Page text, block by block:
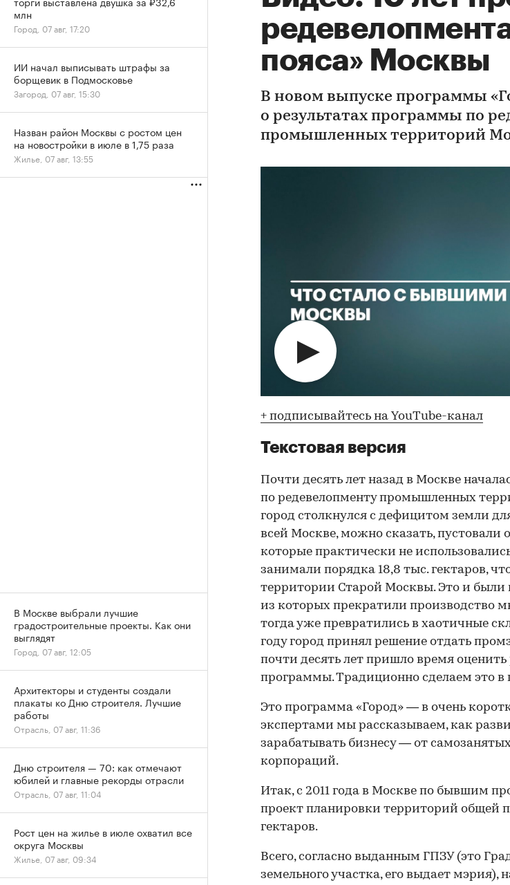
пояса» Москвы
В новом выпуске программы
о результатах программы по
промышленных территорий
+ подписывайтесь на YouTube-канал
Текстовая версия
00:00 / 00:00
Почти десять лет назад в Москве
по редевелопменту промышленных
город столкнулся с дефицитом земли
всей Москве, можно сказать, пустовали
которые практически не
занимали порядка 18,8 тыс. гектаров,
территории Старой Москвы. Это и были
из которых прекратили производство
тогда уже превратились в хаотичные
году город принял решение отдать
почти десять лет пришло время оценить
программы. Традиционно сделаем это в
Это программа «Город» — в очень
экспертами мы рассказываем, как
зарабатывать бизнесу — от
корпораций.
Итак, с 2011 года в Москве по бывшим
проект планировки территорий общей
гектаров.
Всего, согласно выданным ГПЗУ (это
земельного участка, его выдает мэрия),
млн
Город, 07 авг, 17:20
ИИ начал выписывать штрафы за
борщевик в Подмосковье
Загород, 07 авг, 15:30
Назван район Москвы с ростом цен
на новостройки в июле в 1,75 раза
Жилье, 07 авг, 13:55
В Москве выбрали лучшие
градостроительные проекты. Как они
выглядят
Город, 07 авг, 12:05
Архитекторы и студенты создали
плакаты ко Дню строителя. Лучшие
работы
Отрасль, 07 авг, 11:36
Дню строителя — 70: как отмечают
юбилей и главные рекорды отрасли
Отрасль, 07 авг, 11:04
Рост цен на жилье в июле охватил все
округа Москвы
Жилье, 07 авг, 09:34